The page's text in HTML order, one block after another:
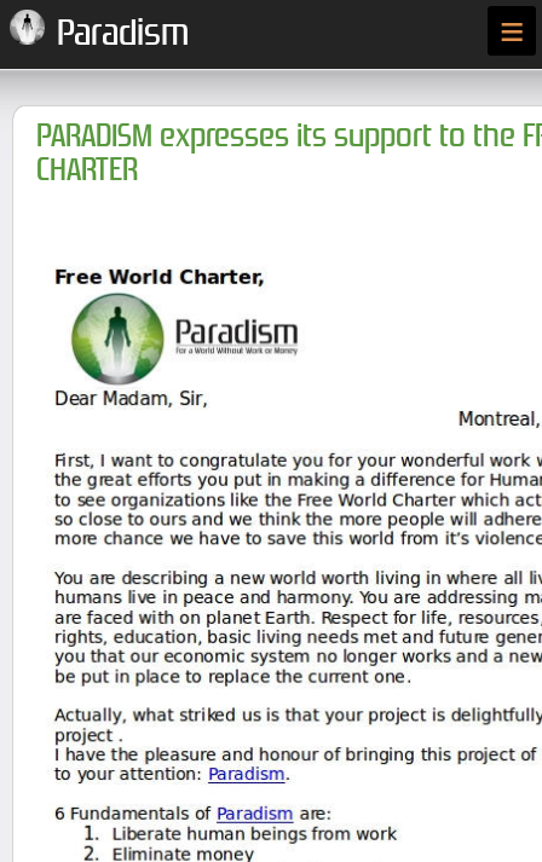
Paradism ≡
PARADISM expresses its support to the
CHARTER